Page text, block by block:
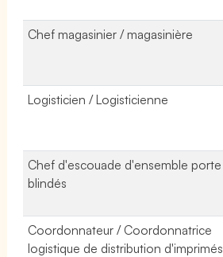
Chef magasinier / magasinière
Logisticien / Logisticienne
Chef d'escouade d'ensemble porte
blindés
Coordonnateur / Coordonnatrice
logistique de distribution d'imprimés